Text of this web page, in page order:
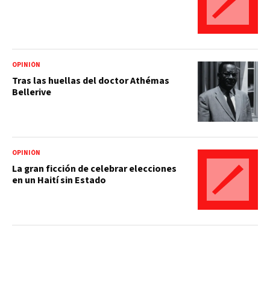
OPINIÓN
Tras las huellas del doctor Athémas
Bellerive
OPINIÓN
La gran ficción de celebrar elecciones
en un Haití sin Estado